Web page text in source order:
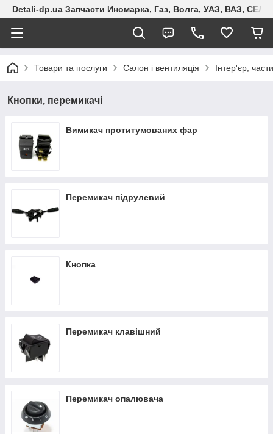
Detali-dp.ua Запчасти Иномарка, Газ, Волга, УАЗ, ВАЗ,
Товари та послуги Салон і вентиляція Інтер'єр,
Кнопки, перемикачі
Вимикач протитумованих фар
Перемикач підрулевий
Кнопка
Перемикач клавішний
Перемикач опалювача